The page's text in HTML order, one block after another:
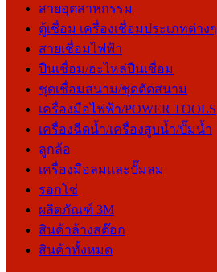
สายอุตสาหกรรม
ตู้เชื่อม เครื่องเชื่อมประเภทต่างๆ
สายเชื่อมไฟฟ้า
ปืนเชื่อม/อะไหล่ปืนเชื่อม
ชุดเชื่อมสนาม/ชุดตัดสนาม
เครื่องมือไฟฟ้า/POWER TOOLS
เครื่องฉีดน้ำ/เครื่องสูบน้ำ/ปั๊มน้ำ
ลูกล้อ
เครื่องมือลมและปั๊มลม
รอกโซ่
ผลิตภัณฑ์ 3M
สินค้าล้างสต๊อก
สินค้าทั้งหมด